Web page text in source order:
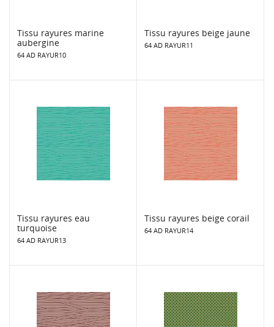
Tissu rayures marine
aubergine
64 AD RAYUR10
Tissu rayures beige jaune
64 AD RAYUR11
Tissu rayures eau
turquoise
64 AD RAYUR13
Tissu rayures beige corail
64 AD RAYUR14